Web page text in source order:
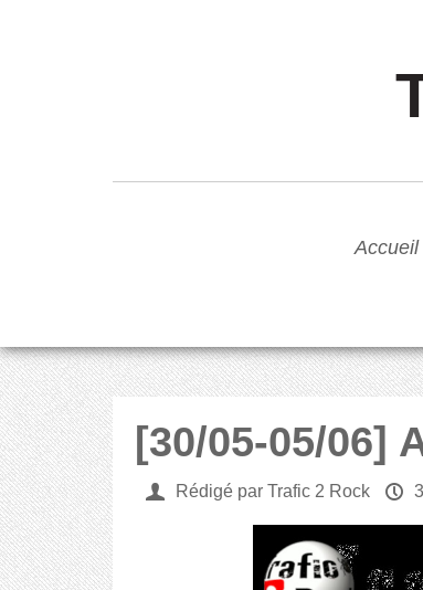
Accueil
[30/05-05/06]
U Rédigé par Trafic 2 Rock P